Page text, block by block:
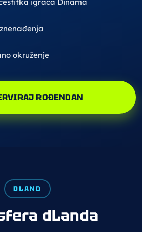
okruženje
ROĐENDAN
DLAND
dLanda